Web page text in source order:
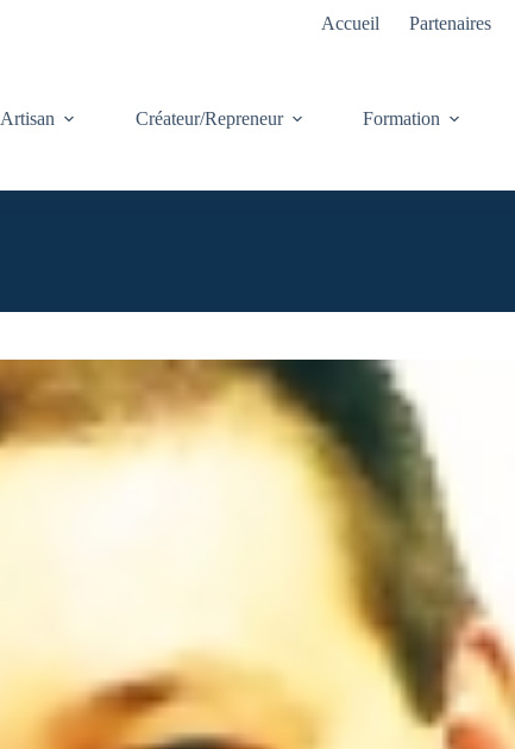
Accueil Partenaires
Artisan Créateur/Repreneur Formation